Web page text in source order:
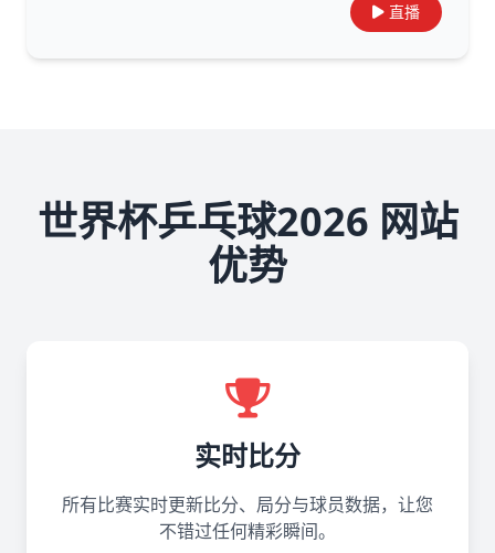
直播
世界杯乒乓球2026 网站
优势
实时比分
所有比赛实时更新比分、局分与球员数据，让您
不错过任何精彩瞬间。